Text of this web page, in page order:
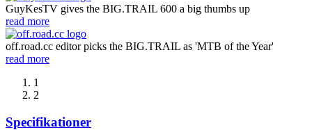
GuyKesTV gives the BIG.TRAIL 600 a big thumbs up
read more
off.road.cc editor picks the BIG.TRAIL as 'MTB of the Year'
read more
1
2
Specifikationer